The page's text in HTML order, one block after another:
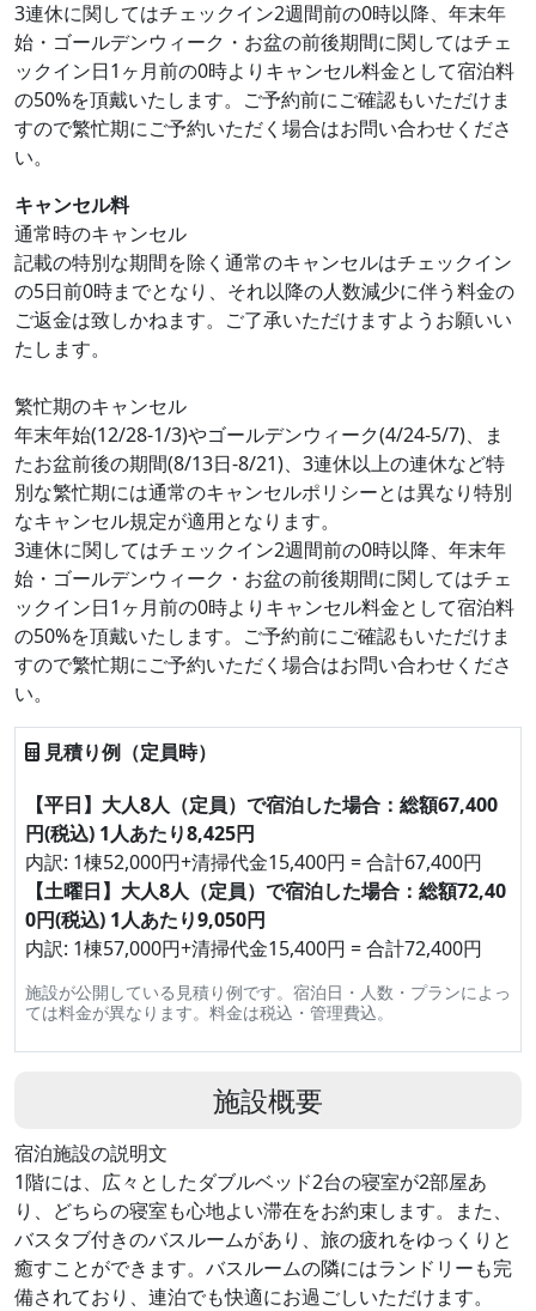
3連休に関してはチェックイン2週間前の0時以降、年末年
始・ゴールデンウィーク・お盆の前後期間に関してはチェ
ックイン日1ヶ月前の0時よりキャンセル料金として宿泊料
の50%を頂戴いたします。ご予約前にご確認もいただけま
すので繁忙期にご予約いただく場合はお問い合わせくださ
い。
キャンセル料
通常時のキャンセル
記載の特別な期間を除く通常のキャンセルはチェックイン
の5日前0時までとなり、それ以降の人数減少に伴う料金の
ご返金は致しかねます。ご了承いただけますようお願いい
たします。
繁忙期のキャンセル
年末年始(12/28-1/3)やゴールデンウィーク(4/24-5/7)、ま
たお盆前後の期間(8/13日-8/21)、3連休以上の連休など特
別な繁忙期には通常のキャンセルポリシーとは異なり特別
なキャンセル規定が適用となります。
3連休に関してはチェックイン2週間前の0時以降、年末年
始・ゴールデンウィーク・お盆の前後期間に関してはチェ
ックイン日1ヶ月前の0時よりキャンセル料金として宿泊料
の50%を頂戴いたします。ご予約前にご確認もいただけま
すので繁忙期にご予約いただく場合はお問い合わせくださ
い。
見積り例（定員時）
【平日】大人8人（定員）で宿泊した場合：総額67,400
円(税込) 1人あたり8,425円
内訳: 1棟52,000円+清掃代金15,400円 = 合計67,400円
【土曜日】大人8人（定員）で宿泊した場合：総額72,40
0円(税込) 1人あたり9,050円
内訳: 1棟57,000円+清掃代金15,400円 = 合計72,400円
施設が公開している見積り例です。宿泊日・人数・プランによっ
ては料金が異なります。料金は税込・管理費込。
施設概要
宿泊施設の説明文
1階には、広々としたダブルベッド2台の寝室が2部屋あ
り、どちらの寝室も心地よい滞在をお約束します。また、
バスタブ付きのバスルームがあり、旅の疲れをゆっくりと
癒すことができます。バスルームの隣にはランドリーも完
備されており、連泊でも快適にお過ごしいただけます。